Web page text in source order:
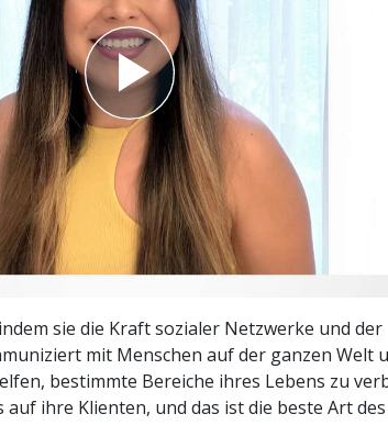
sie die Kraft sozialer Netzwerke und der
mit Menschen auf der ganzen Welt
bestimmte Bereiche ihres Lebens zu
ihre Klienten, und das ist die beste Art